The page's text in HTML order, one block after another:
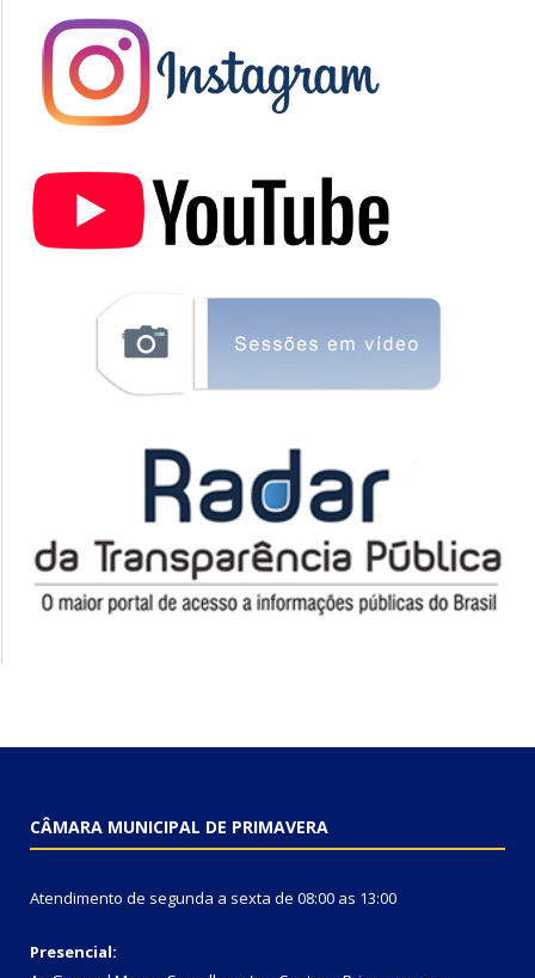
CÂMARA MUNICIPAL DE PRIMAVERA
Atendimento de segunda a sexta de 08:00 as 13:00
Presencial: